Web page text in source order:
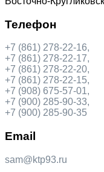
Телефон
+7 (861) 278-22-16,
+7 (861) 278-22-17,
+7 (861) 278-22-20,
+7 (861) 278-22-15,
+7 (908) 675-57-01,
+7 (900) 285-90-33,
+7 (900) 285-90-35
Email
sam@ktp93.ru